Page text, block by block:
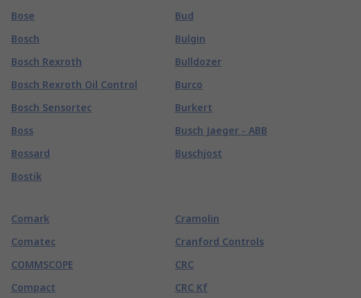
Bose
Bosch
Bosch Rexroth
Bosch Rexroth Oil Control
Bosch Sensortec
Boss
Bossard
Bostik
Bud
Bulgin
Bulldozer
Burco
Burkert
Busch Jaeger - ABB
Buschjost
Comark
Comatec
COMMSCOPE
Compact
Cramolin
Cranford Controls
CRC
CRC Kf